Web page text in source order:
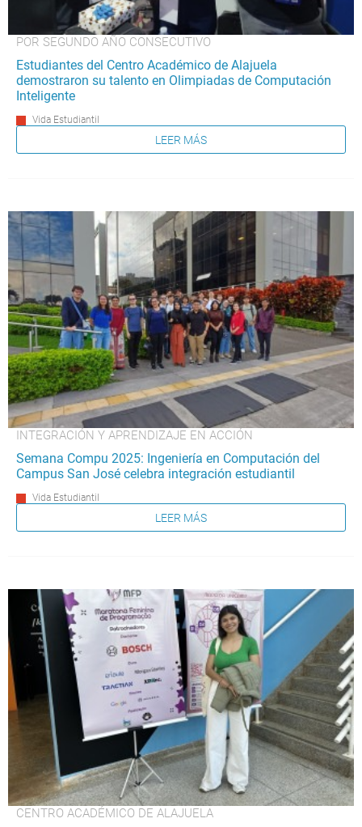
POR SEGUNDO AÑO CONSECUTIVO
Estudiantes del Centro Académico de Alajuela
demostraron su talento en Olimpiadas de Computación
Inteligente
Vida Estudiantil
LEER MÁS
INTEGRACIÓN Y APRENDIZAJE EN ACCIÓN
Semana Compu 2025: Ingeniería en Computación del
Campus San José celebra integración estudiantil
Vida Estudiantil
LEER MÁS
CENTRO ACADÉMICO DE ALAJUELA